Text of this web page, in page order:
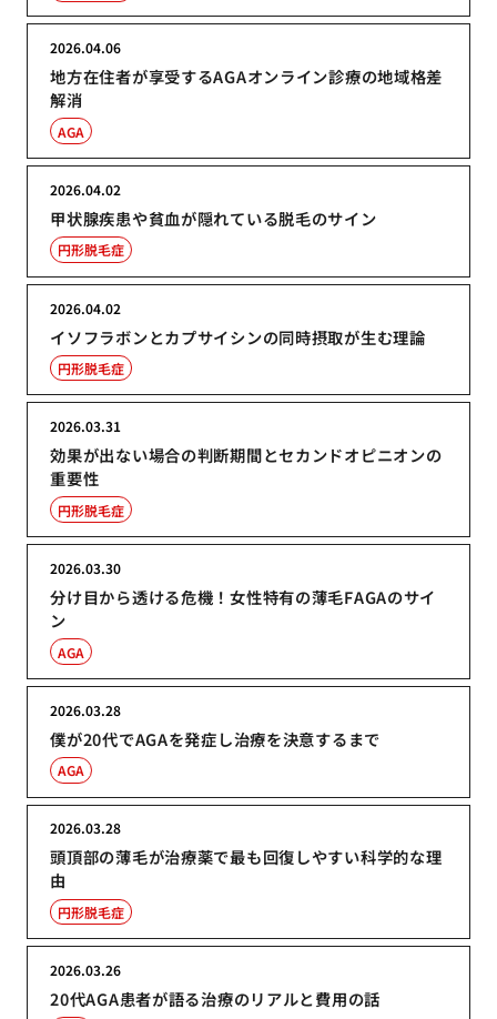
地方在住者が享受するAGAオンライン診療の地域格差
解消
2026.04.06
AGA
甲状腺疾患や貧血が隠れている脱毛のサイン
2026.04.02
円形脱毛症
イソフラボンとカプサイシンの同時摂取が生む理論
2026.04.02
円形脱毛症
効果が出ない場合の判断期間とセカンドオピニオンの
重要性
2026.03.31
円形脱毛症
分け目から透ける危機！女性特有の薄毛FAGAのサイ
ン
2026.03.30
AGA
僕が20代でAGAを発症し治療を決意するまで
2026.03.28
AGA
頭頂部の薄毛が治療薬で最も回復しやすい科学的な理
由
2026.03.28
円形脱毛症
20代AGA患者が語る治療のリアルと費用の話
2026.03.26